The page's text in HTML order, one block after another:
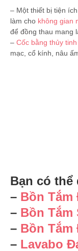
– Một thiết bị tiện
làm cho không gian
để đồng thau mang
– Cốc bằng thủy tinh
mạc, cổ kính, nâu
Bạn có thể
– Bồn Tắm
– Bồn Tắm
– Bồn Tắm
– Lavabo